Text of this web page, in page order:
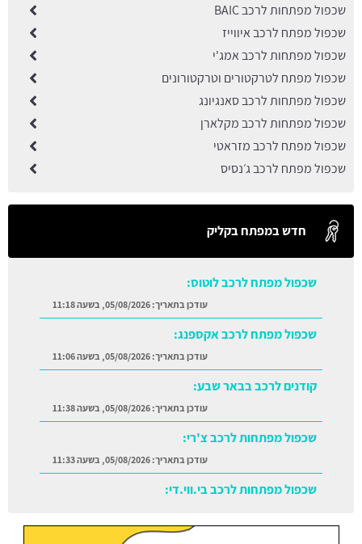
שכפול מפתחות לרכב BAIC
שכפול מפתח לרכב איווייז
שכפול מפתחות לרכב אמג'י
שכפול מפתח לטרקטורים וטרקטורונים
שכפול מפתחות לרכב סאנגיונג
שכפול מפתחות לרכב מקלארן
שכפול מפתח לרכב מזראטי
שכפול מפתח לרכב ג׳נסיס
חדש במפתח בקליק
שכפול מפתח לרכב לוטוס:
עודכן בתאריך:05/08/2026, בשעה 11:18
שכפול מפתח לרכב אקספנג:
עודכן בתאריך:05/08/2026, בשעה 11:06
קודנים לרכב בבאר שבע:
עודכן בתאריך:05/08/2026, בשעה 11:38
שכפול מפתחות לרכב צ'רי:
עודכן בתאריך:05/08/2026, בשעה 11:33
שכפול מפתחות לרכב בי.ווי.די: